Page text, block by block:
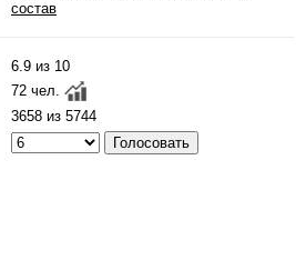
состав
6.9 из 10
72 чел.
3658 из 5744